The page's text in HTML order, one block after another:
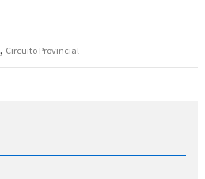
, Circuito Provincial